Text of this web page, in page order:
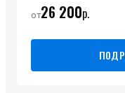
от26 200р.